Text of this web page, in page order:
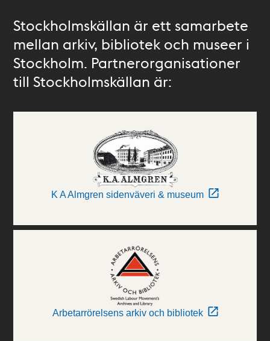
Stockholmskällan är ett samarbete
mellan arkiv, bibliotek och museer i
Stockholm. Partnerorganisationer
till Stockholmskällan är:
K A Almgren sidenväveri & museum
Arbetarrörelsens arkiv och bibliotek